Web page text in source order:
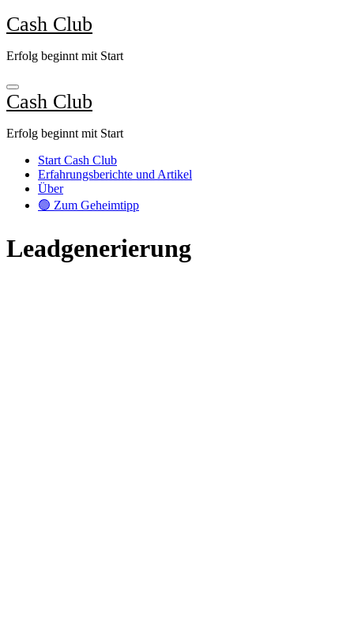
Zum
Inhalt
Cash Club
Erfolg beginnt mit Start
Cash Club
Erfolg beginnt mit Start
Start Cash Club
Erfahrungsberichte und Artikel
Über
🟢 Zum Geheimtipp
Leadgenerierung